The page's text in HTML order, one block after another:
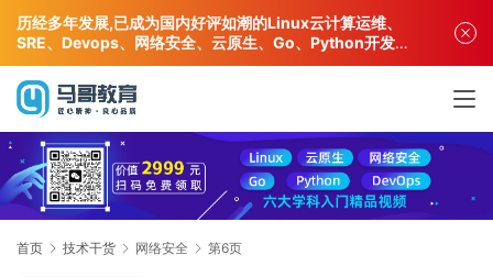
首页 技术干货 网络安全 第6页
历经多年发展,已成为国内好评如潮的Linux云计算运维、
SRE、Devops、网络安全、云原生、Go、Python开发专
业人才培训机构!